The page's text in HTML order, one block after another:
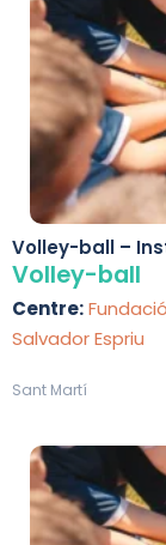
Volley-ball –
Volley-ball
Centre:
Salvador Espriu
Sant Martí